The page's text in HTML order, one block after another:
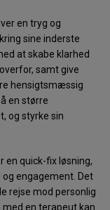
en tryg og
sine inderste
at skabe klarhed
samt give
hensigtsmæssig
en større
og styrke sin
en quick-fix løsning,
engagement. Det
rejse mod personlig
en terapeut kan